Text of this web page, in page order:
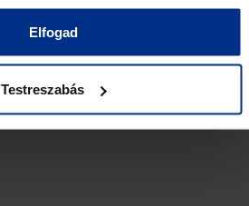
Elfogad
Testreszabás